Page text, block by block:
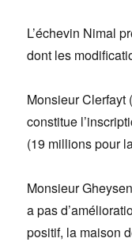
L’échevin Nimal
dont les
Monsieur Clerfayt
consti­tue
(19 millions pour
Monsieur
a pas
positif, la maison